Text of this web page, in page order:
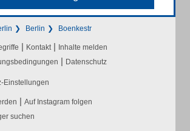
Berlin Boenkestr
| Kontakt | Inhalte melden
| Datenschutz
Einstellungen
| Auf Instagram folgen
suchen